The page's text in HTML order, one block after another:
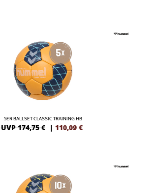
5ER BALLSET CLASSIC TRAINING HB
UVP 174,75 € | 110,09 €